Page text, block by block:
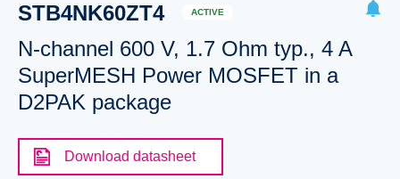
Pleaselog into show your saved searches.
STB4NK60ZT4 ACTIVE
N-channel 600 V, 1.7 Ohm typ., 4 A
SuperMESH Power MOSFET in a
D2PAK package
Download datasheet